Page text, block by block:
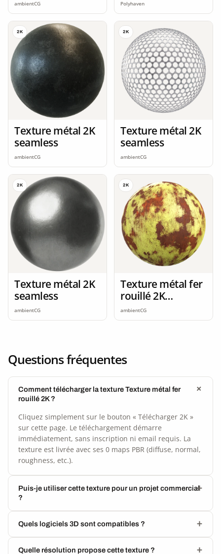
ambientCG Polyhaven
2K
Texture métal 2K
seamless
ambientCG
2K
Texture métal 2K
seamless
ambientCG
2K
Texture métal 2K
seamless
ambientCG
2K
Texture métal fer
rouillé 2K
seamless
ambientCG
Questions fréquentes
Comment télécharger la texture Texture métal fer
rouillé 2K ?
Cliquez simplement sur le bouton « Télécharger 2K »
sur cette page. Le téléchargement démarre
immédiatement, sans inscription ni email requis. La
texture est livrée avec ses 0 maps PBR (diffuse, normal,
roughness, etc.).
Puis-je utiliser cette texture pour un projet commercial
?
Quels logiciels 3D sont compatibles ?
Quelle résolution propose cette texture ?